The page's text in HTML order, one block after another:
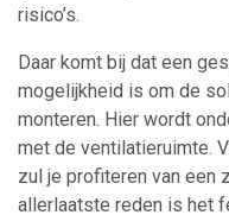
risico’s.
Daar komt bij dat een
mogelijkheid is om de
monteren. Hier wordt
met de ventilatieruimte.
zul je profiteren van een
allerlaatste reden is het